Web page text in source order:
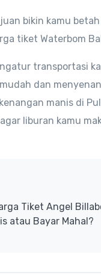
bikin kamu
tiket Waterbom
transportasi
dan
manis di
liburan kamu
Tiket Angel
atau Bayar Mahal?